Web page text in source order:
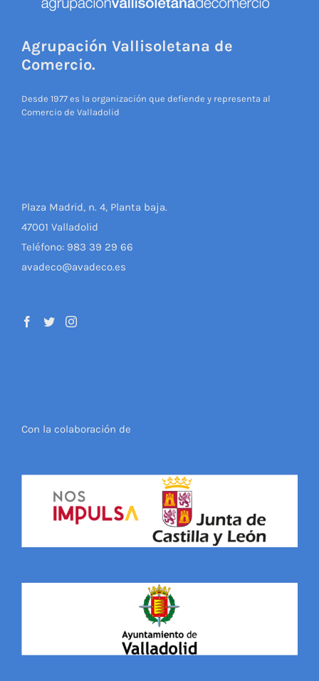
Agrupación Vallisoletana de
Comercio.
Desde 1977 es la organización que defiende y representa al
Comercio de Valladolid
Plaza Madrid, n. 4, Planta baja.
47001 Valladolid
Teléfono: 983 39 29 66
avadeco@avadeco.es
Con la colaboración de